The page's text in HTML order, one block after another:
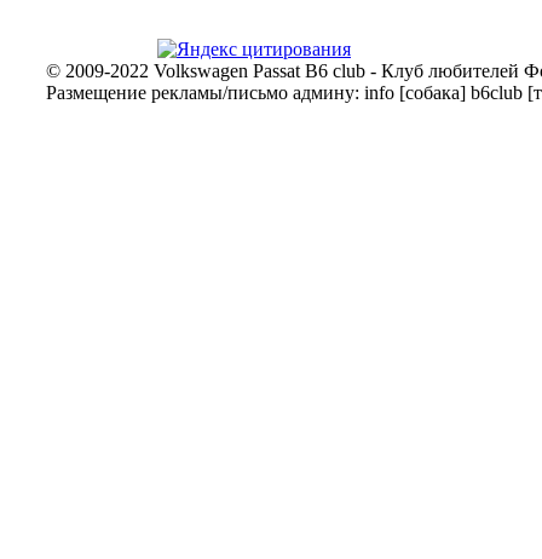
© 2009-2022 Volkswagen Passat B6 club - Клуб любителей
Размещение рекламы/письмо админу: info [собака] b6club